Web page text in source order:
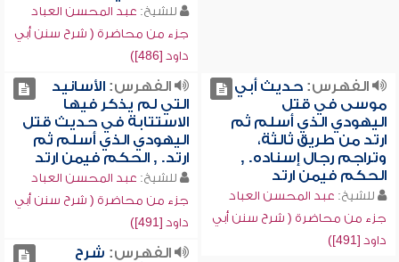
للشيخ: عبد المحسن العباد
جزء من محاضرة ( شرح سنن أبي
داود [486])
الفهرس:حديث أبي
موسى في قتل
اليهودي الذي أسلم ثم
ارتد من طريق ثالثة،
وتراجم رجال إسناده. ,
الحكم فيمن ارتد
للشيخ: عبد المحسن العباد
جزء من محاضرة ( شرح سنن أبي
داود [491])
الفهرس:الأسانيد
التي لم يذكر فيها
الاستتابة في حديث قتل
اليهودي الذي أسلم ثم
ارتد. , الحكم فيمن ارتد
للشيخ: عبد المحسن العباد
جزء من محاضرة ( شرح سنن أبي
داود [491])
الفهرس: شرح